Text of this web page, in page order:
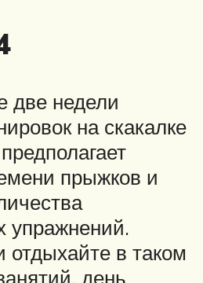
две недели
на скакалке
прыжков и
упражнений.
отдыхайте в таком
день